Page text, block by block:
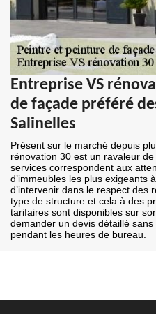
Entreprise VS
de façade préféré
Salinelles
Présent sur le marché depuis
rénovation 30 est un ravaleur
services correspondent aux
d’immeubles les plus exigeants
d’intervenir dans le respect des
type de structure et cela à des
tarifaires sont disponibles sur
demander un devis détaillé
pendant les heures de bureau.